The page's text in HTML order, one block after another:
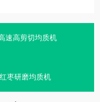
速高剪切均质机
枣研磨均质机